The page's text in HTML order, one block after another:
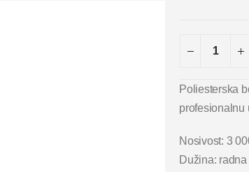
Poliesterska
profesionalnu
Nosivost: 3
Dužina: